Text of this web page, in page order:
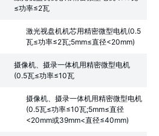
≤功率≤2瓦
激光视盘机机芯用精密微型电机(0.5
瓦≤功率≤2瓦;5mm≤直径<20mm)
摄像机、摄录一体机用精密微型电机
(0.5瓦≤功率≤10瓦
摄像机、摄录一体机用精密微型电机
(0.5瓦≤功率≤10瓦;5mm≤直径
<20mm或39mm<直径≤40mm)